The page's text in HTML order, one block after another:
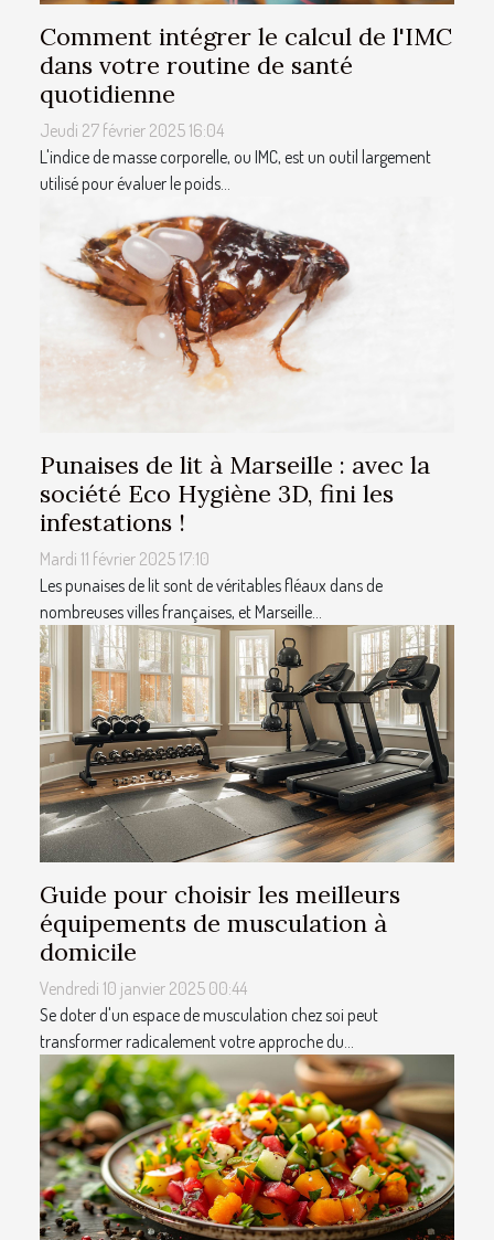
Comment intégrer le calcul de l'IMC
dans votre routine de santé
quotidienne
Jeudi 27 février 2025 16:04
L'indice de masse corporelle, ou IMC, est un outil largement
utilisé pour évaluer le poids...
Punaises de lit à Marseille : avec la
société Eco Hygiène 3D, fini les
infestations !
Mardi 11 février 2025 17:10
Les punaises de lit sont de véritables fléaux dans de
nombreuses villes françaises, et Marseille...
Guide pour choisir les meilleurs
équipements de musculation à
domicile
Vendredi 10 janvier 2025 00:44
Se doter d'un espace de musculation chez soi peut
transformer radicalement votre approche du...